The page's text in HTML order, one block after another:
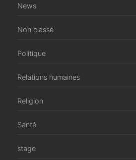
News
Non classé
Politique
Relations humaines
Religion
Santé
stage